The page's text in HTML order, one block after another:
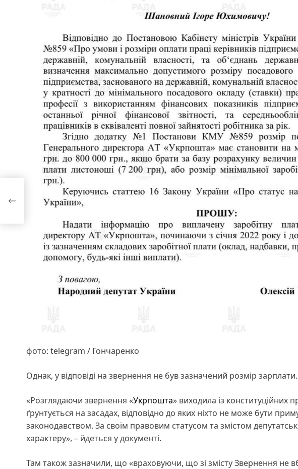
фото: telegram / Гончаренко
Однак, у відповіді на звернення не був зазначений розмір зарплати.
«Розглядаючи звернення «Укрпошта» виходила із конституційних
ґрунтується на засадах, відповідно до яких ніхто не може бути
законодавством. За своїм правовим статусом та змістом
характеру», – йдеться у документі.
Там також зазначили, що «враховуючи, що зі змісту Звернення не
між